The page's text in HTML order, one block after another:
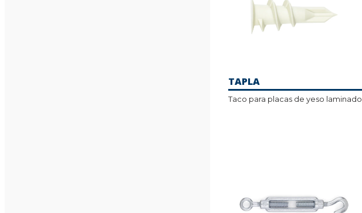
TAPLA
Taco para placas de yeso laminado